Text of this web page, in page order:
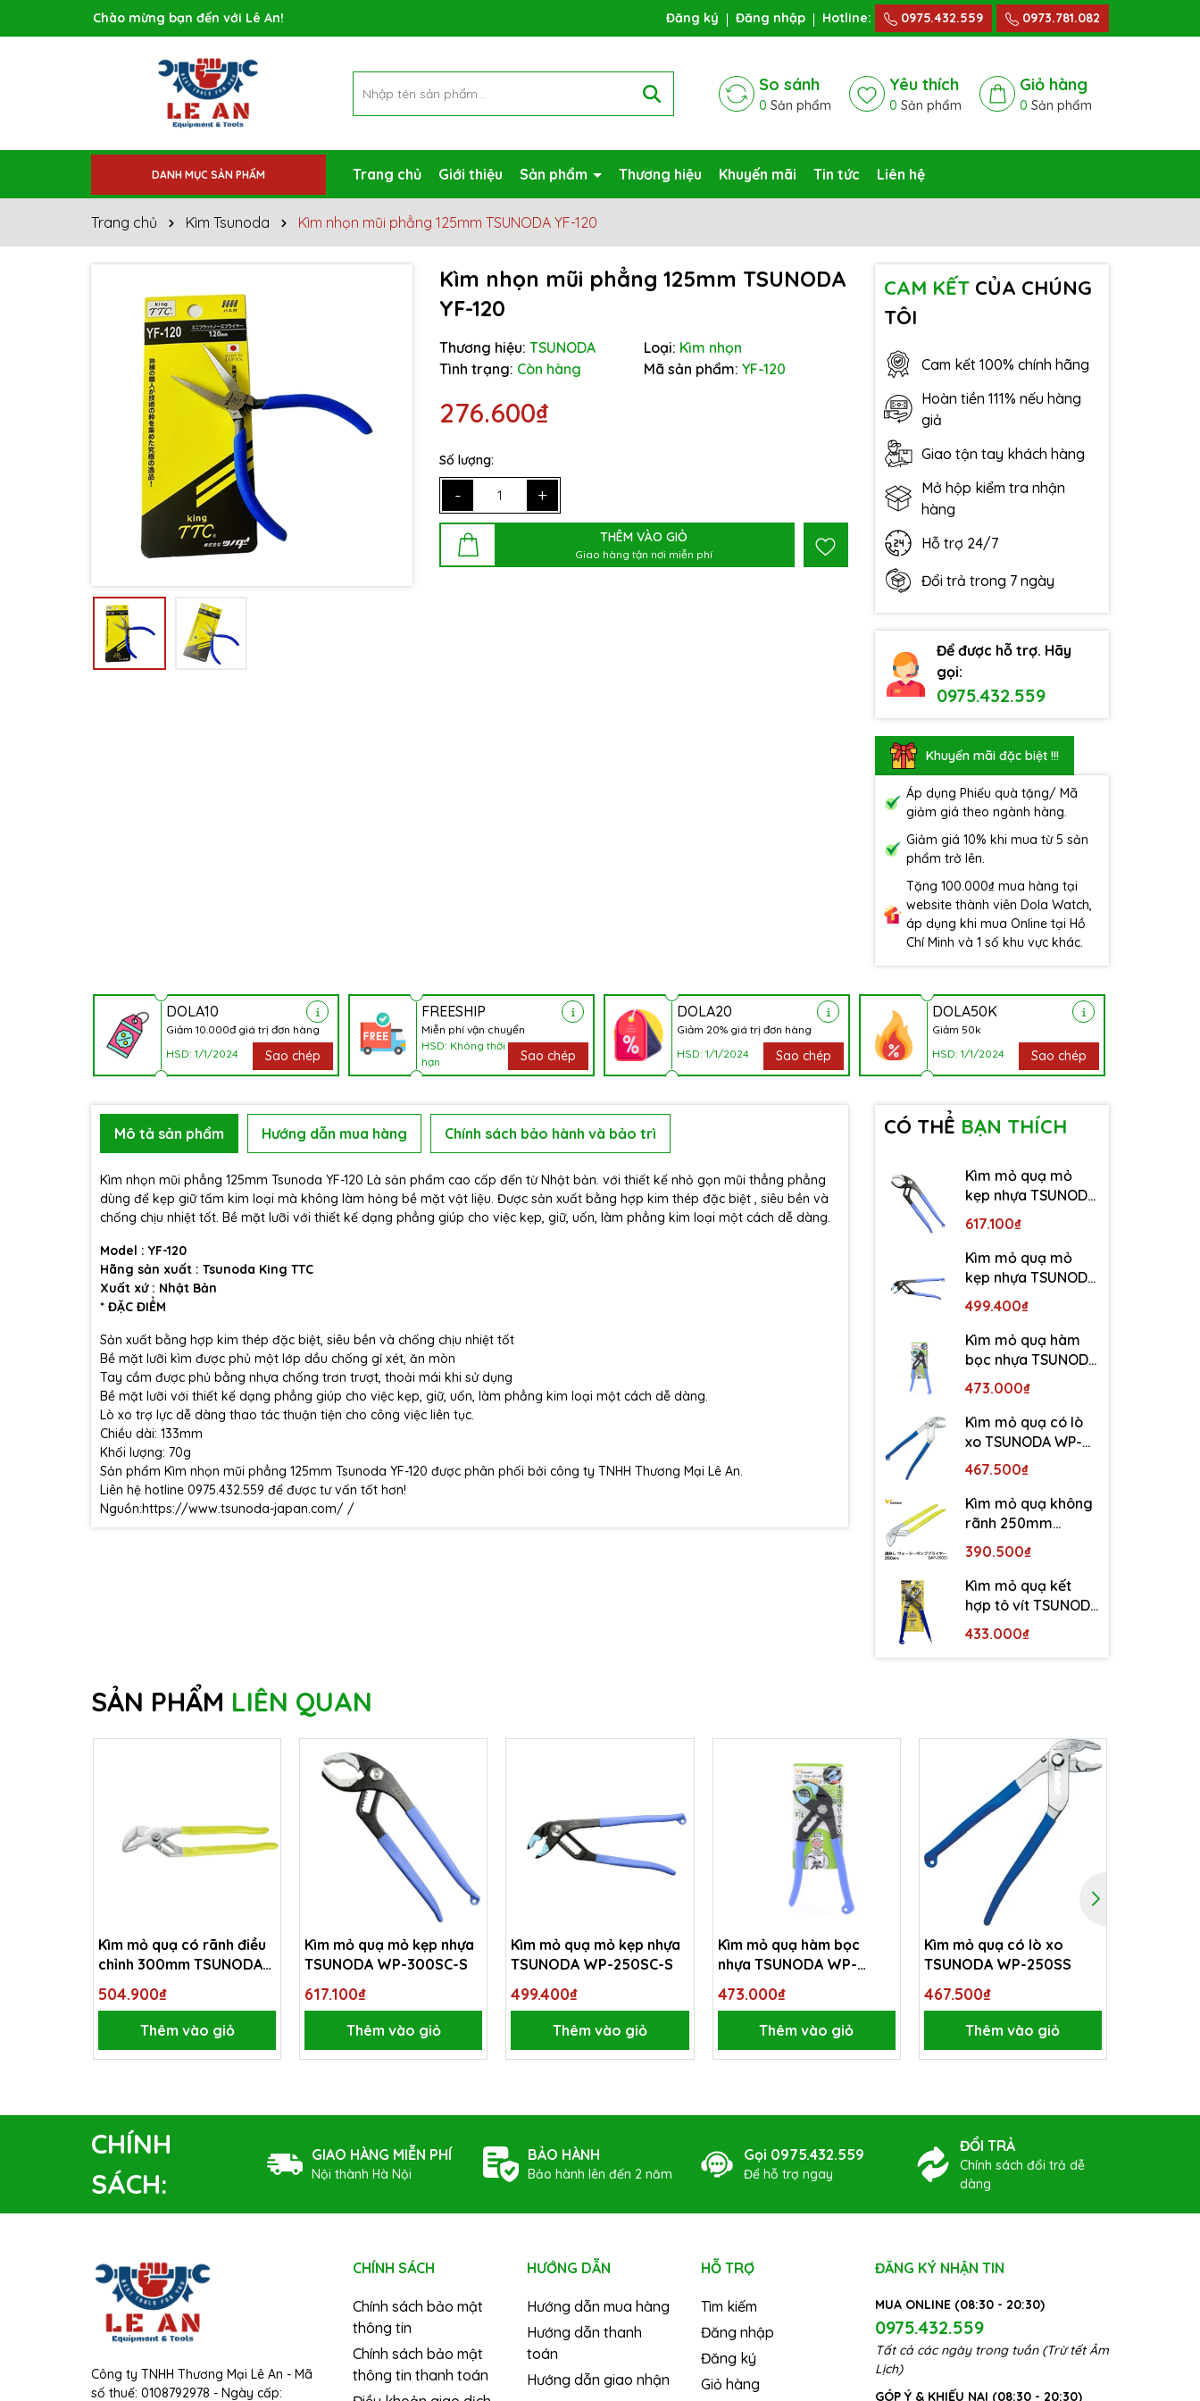
Rất nhiều ưu đãi và chương trình khuyến mãi đang chờ đợi bạn Đăng ký Đăng nhập Hotline: 0975.432.559 0973.781.082
So sánh
0 Sản phẩm
Yêu thích
0 Sản phẩm
Giỏ hàng
0 Sản phẩm
DANH MỤC SẢN PHẨM Trang chủ Giới thiệu Sản phẩm Thương hiệu Khuyến mãi Tin tức Liên hệ
Trang chủ Kìm Tsunoda Kìm nhọn mũi phẳng 125mm TSUNODA YF-120
Kìm nhọn mũi phẳng 125mm TSUNODA
YF-120
Thương hiệu: TSUNODA Loại: Kìm nhọn
Tình trạng: Còn hàng Mã sản phẩm: YF-120
276.600₫
Số lượng:
- +
THÊM VÀO GIỎ
Giao hàng tận nơi miễn phí
CAM KẾTCỦA CHÚNG
TÔI
Cam kết 100% chính hãng
Hoàn tiền 111% nếu hàng
giả
Giao tận tay khách hàng
Mở hộp kiểm tra nhận
hàng
Hỗ trợ 24/7
Đổi trả trong 7 ngày
Để được hỗ trợ. Hãy
gọi:
0975.432.559
Khuyến mãi đặc biệt !!!
Áp dụng Phiếu quà tặng/ Mã
giảm giá theo ngành hàng.
Giảm giá 10% khi mua từ 5 sản
phẩm trở lên.
Tặng 100.000₫ mua hàng tại
website thành viên Dola Watch,
áp dụng khi mua Online tại Hồ
Chí Minh và 1 số khu vực khác.
DOLA10
Giảm 10.000đ giá trị đơn hàng
HSD: 1/1/2024
Sao chép
FREESHIP
Miễn phí vận chuyển
HSD: Không thời
hạn
Sao chép
DOLA20
Giảm 20% giá trị đơn hàng
HSD: 1/1/2024
Sao chép
DOLA50K
Giảm 50k
HSD: 1/1/2024
Sao chép
Ngày hết hạn:
Mô tả sản phẩm Hướng dẫn mua hàng Chính sách bảo hành và bảo trì
Kìm nhọn mũi phẳng 125mm Tsunoda YF-120 Là sản phẩm cao cấp đến từ Nhật bản. với thiết kế nhỏ gọn mũi thẳng phẳng
dùng để kẹp giữ tấm kim loại mà không làm hỏng bề mặt vật liệu. Được sản xuất bằng hợp kim thép đặc biệt , siêu bền và
chống chịu nhiệt tốt. Bề mặt lưỡi với thiết kế dạng phẳng giúp cho việc kẹp, giữ, uốn, làm phẳng kim loại một cách dễ dàng.
Model : YF-120
Hãng sản xuất : Tsunoda King TTC
Xuất xứ : Nhật Bản
* ĐẶC ĐIỂM
Sản xuất bằng hợp kim thép đặc biệt, siêu bền và chống chịu nhiệt tốt
Bề mặt lưỡi kìm được phủ một lớp dầu chống gỉ xét, ăn mòn
Tay cầm được phủ bằng nhựa chống trơn trượt, thoải mái khi sử dụng
Bề mặt lưỡi với thiết kế dạng phẳng giúp cho việc kẹp, giữ, uốn, làm phẳng kim loại một cách dễ dàng.
Lò xo trợ lực dễ dàng thao tác thuận tiện cho công việc liên tục.
Chiều dài: 133mm
Khối lượng: 70g
Sản phẩm Kìm nhọn mũi phẳng 125mm Tsunoda YF-120 được phân phối bởi công ty TNHH Thương Mại Lê An.
Liên hệ hotline 0975.432.559 để được tư vấn tốt hơn!
Nguồn:https://www.tsunoda-japan.com/ /
CÓ THỂ BẠN THÍCH
Kìm mỏ quạ mỏ
kẹp nhựa TSUNODA
WP-300SC-S
617.100₫
Kìm mỏ quạ mỏ
kẹp nhựa TSUNODA
WP-250SC-S
499.400₫
Kìm mỏ quạ hàm
bọc nhựa TSUNODA
WP-200SC-S
473.000₫
Kìm mỏ quạ có lò
xo TSUNODA WP-
250SS
467.500₫
Kìm mỏ quạ không
rãnh 250mm
TSUNODA WP-250S
390.500₫
Kìm mỏ quạ kết
hợp tô vít TSUNODA
WP-200DS
433.000₫
SẢN PHẨM LIÊN QUAN
Kìm mỏ quạ có rãnh điều
chỉnh 300mm TSUNODA
WP-300
504.900₫
Thêm vào giỏ
Kìm mỏ quạ mỏ kẹp nhựa
TSUNODA WP-300SC-S
617.100₫
Thêm vào giỏ
Kìm mỏ quạ mỏ kẹp nhựa
TSUNODA WP-250SC-S
499.400₫
Thêm vào giỏ
Kìm mỏ quạ hàm bọc
nhựa TSUNODA WP-
200SC-S
473.000₫
Thêm vào giỏ
Kìm mỏ quạ có lò xo
TSUNODA WP-250SS
467.500₫
Thêm vào giỏ
CHÍNH
SÁCH:
GIAO HÀNG MIỄN PHÍ
Nội thành Hà Nội
BẢO HÀNH
Bảo hành lên đến 2 năm
Gọi 0975.432.559
Để hỗ trợ ngay
ĐỔI TRẢ
Chính sách đổi trả dễ
dàng
Công ty TNHH Thương Mại Lê An - Mã
số thuế: 0108792978 - Ngày cấp:
CHÍNH SÁCH
Chính sách bảo mật
thông tin
Chính sách bảo mật
thông tin thanh toán
HƯỚNG DẪN
Hướng dẫn mua hàng
Hướng dẫn thanh
toán
Hướng dẫn giao nhận
HỖ TRỢ
Tìm kiếm
Đăng nhập
Đăng ký
Giỏ hàng
ĐĂNG KÝ NHẬN TIN
MUA ONLINE (08:30 - 20:30)
0975.432.559
Tất cả các ngày trong tuần (Trừ tết Âm
Lịch)
GÓP Ý & KHIẾU NẠI (08:30 - 20:30)